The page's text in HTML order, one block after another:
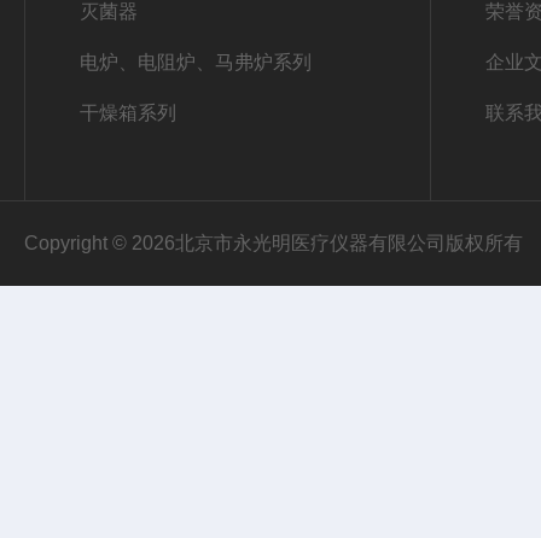
灭菌器
电炉、电阻炉、马弗炉系列
干燥箱系列
荣誉
企业
联系
Copyright © 2026北京市永光明医疗仪器有限公司版权所有